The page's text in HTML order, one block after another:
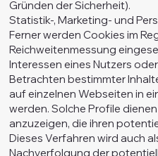
Gründen der Sicherheit).
Statistik-, Marketing- und
Ferner werden Cookies im
Reichweitenmessung
Interessen eines Nutzers
Betrachten bestimmter
auf einzelnen Webseiten in
werden. Solche Profile
anzuzeigen, die ihren
Dieses Verfahren wird auch
Nachverfolgung der